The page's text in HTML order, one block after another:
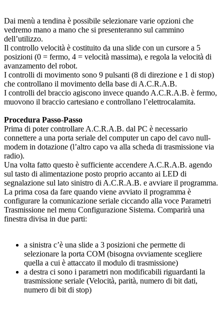
Dai menù a tendina è possibile selezionare varie opzioni che
vedremo mano a mano che si presenteranno sul cammino
dell’utilizzo.
Il controllo velocità è costituito da una slide con un cursore a 5
posizioni (0 = fermo, 4 = velocità massima), e regola la velocità di
avanzamento del robot.
I controlli di movimento sono 9 pulsanti (8 di direzione e 1 di stop)
che controllano il movimento della base di A.C.R.A.B.
I controlli del braccio agiscono invece quando A.C.R.A.B. è fermo,
muovono il braccio cartesiano e controllano l’elettrocalamita.
Procedura Passo-Passo
Prima di poter controllare A.C.R.A.B. dal PC è necessario
connettere a una porta seriale del computer un capo del cavo null-
modem in dotazione (l’altro capo va alla scheda di trasmissione via
radio).
Una volta fatto questo è sufficiente accendere A.C.R.A.B. agendo
sul tasto di alimentazione posto proprio accanto ai LED di
segnalazione sul lato sinistro di A.C.R.A.B. e avviare il programma.
La prima cosa da fare quando viene avviato il programma è
configurare la comunicazione seriale ciccando alla voce Parametri
Trasmissione nel menu Configurazione Sistema. Comparirà una
finestra divisa in due parti:
a sinistra c’è una slide a 3 posizioni che permette di
selezionare la porta COM (bisogna ovviamente scegliere
quella a cui è attaccato il modulo di trasmissione)
a destra ci sono i parametri non modificabili riguardanti la
trasmissione seriale (Velocità, parità, numero di bit dati,
numero di bit di stop)